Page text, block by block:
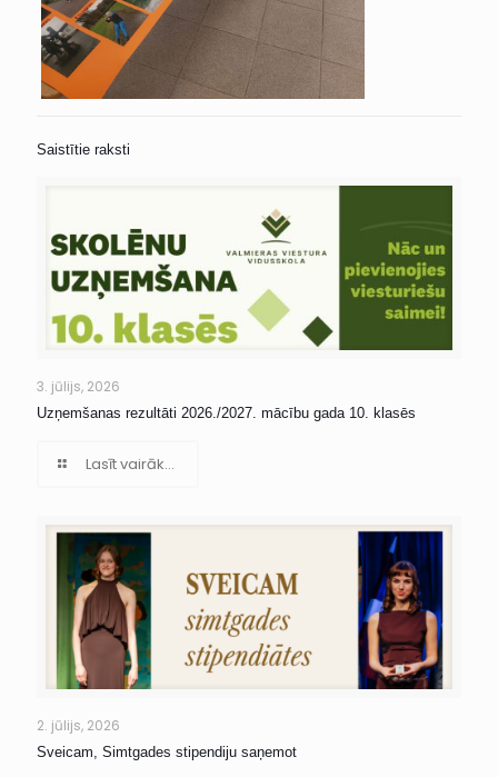
Saistītie raksti
3. jūlijs, 2026
Uzņemšanas rezultāti 2026./2027. mācību gada 10. klasēs
Lasīt vairāk...
2. jūlijs, 2026
Sveicam, Simtgades stipendiju saņemot